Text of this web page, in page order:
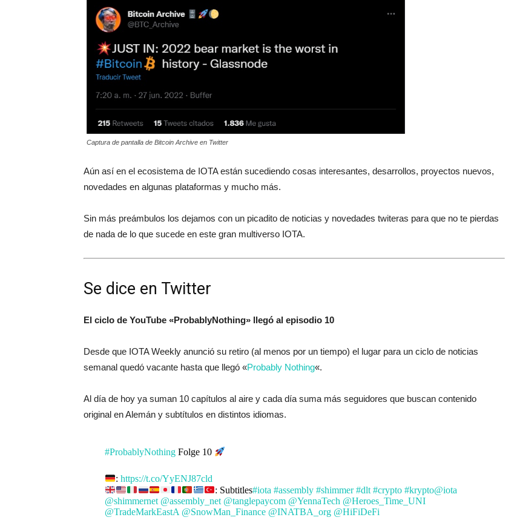
Captura de pantalla de Bitcoin Archive en Twitter
Aún así en el ecosistema de IOTA están sucediendo cosas interesantes, desarrollos, proyectos nuevos,
novedades en algunas plataformas y mucho más.
Sin más preámbulos los dejamos con un picadito de noticias y novedades twiteras para que no te pierdas
de nada de lo que sucede en este gran multiverso IOTA.
Se dice en Twitter
El ciclo de YouTube «ProbablyNothing» llegó al episodio 10
Desde que IOTA Weekly anunció su retiro (al menos por un tiempo) el lugar para un ciclo de noticias
semanal quedó vacante hasta que llegó «Probably Nothing«.
Al día de hoy ya suman 10 capítulos al aire y cada día suma más seguidores que buscan contenido
original en Alemán y subtítulos en distintos idiomas.
#ProbablyNothingFolge 10
:https://t.co/YyENJ87cld
: Subtitles#iota #assembly #shimmer #dlt #crypto #krypto@iota
@shimmernet @assembly_net @tanglepaycom @YennaTech @Heroes_Time_UNI
@TradeMarkEastA @SnowMan_Finance @INATBA_org @HiFiDeFi